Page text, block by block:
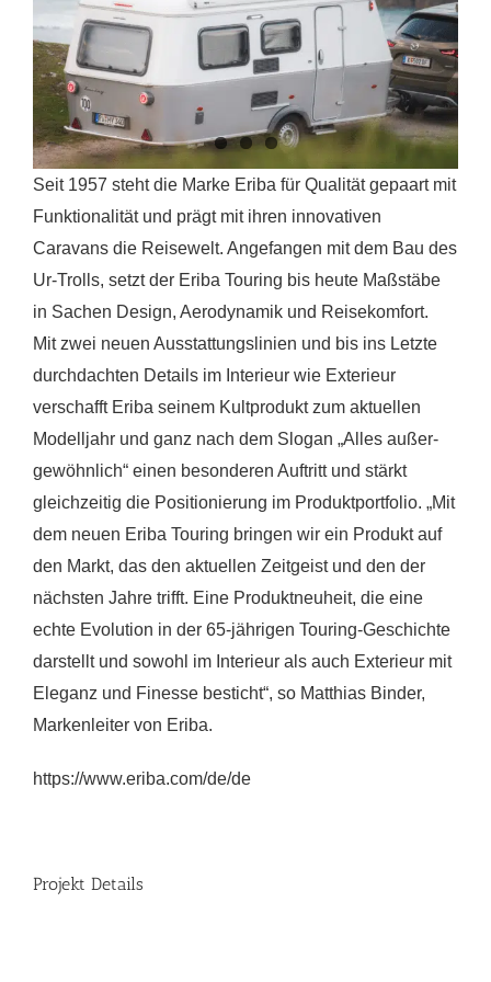
Seit 1957 steht die Marke Eriba für Qualität gepaart mit
Funktionalität und prägt mit ihren innovativen
Caravans die Reisewelt. Angefangen mit dem Bau des
Ur-Trolls, setzt der Eriba Touring bis heute Maßstäbe
in Sachen Design, Aerodynamik und Reisekomfort.
Mit zwei neuen Ausstattungslinien und bis ins Letzte
durchdachten Details im Interieur wie Exterieur
verschafft Eriba seinem Kultprodukt zum aktuellen
Modelljahr und ganz nach dem Slogan „Alles außer-
gewöhnlich“ einen besonderen Auftritt und stärkt
gleichzeitig die Positionierung im Produktportfolio. „Mit
dem neuen Eriba Touring bringen wir ein Produkt auf
den Markt, das den aktuellen Zeitgeist und den der
nächsten Jahre trifft. Eine Produktneuheit, die eine
echte Evolution in der 65-jährigen Touring-Geschichte
darstellt und sowohl im Interieur als auch Exterieur mit
Eleganz und Finesse besticht“, so Matthias Binder,
Markenleiter von Eriba.
https://www.eriba.com/de/de
Projekt Details